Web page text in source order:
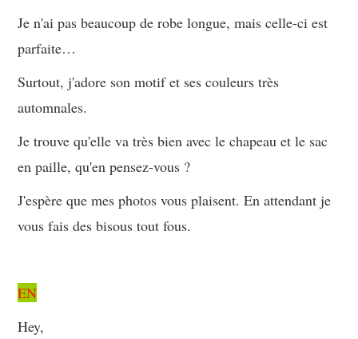
Je n'ai pas beaucoup de robe longue, mais celle-ci est
parfaite…
Surtout, j'adore son motif et ses couleurs très
automnales.
Je trouve qu'elle va très bien avec le chapeau et le sac
en paille, qu'en pensez-vous ?
J'espère que mes photos vous plaisent. En attendant je
vous fais des bisous tout fous.
EN
Hey,